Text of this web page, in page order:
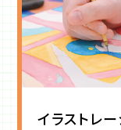
イラストレ